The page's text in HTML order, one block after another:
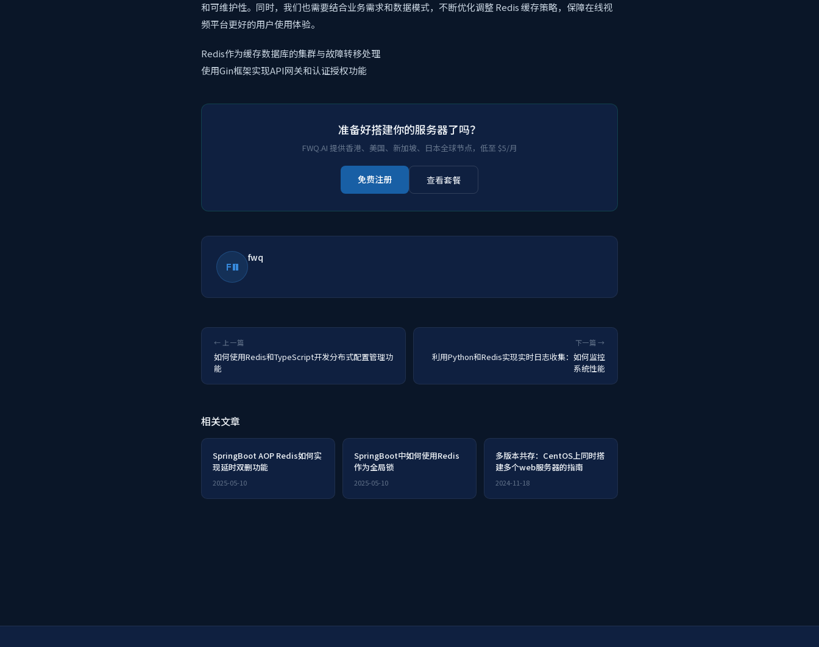
和可维护性。同时，我们也需要结合业务需求和数据模式，不断优化调整 Redis 缓存策略，保障在线视
频平台更好的用户使用体验。
Redis作为缓存数据库的集群与故障转移处理
使用Gin框架实现API网关和认证授权功能
准备好搭建你的服务器了吗？
FWQ.AI 提供香港、美国、新加坡、日本全球节点，低至 $5/月
免费注册 查看套餐
FW
fwq
← 上一篇
如何使用Redis和TypeScript开发分布式配置管理功
能
下一篇 →
利用Python和Redis实现实时日志收集：如何监控
系统性能
相关文章
SpringBoot AOP Redis如何实
现延时双删功能
2025-05-10
SpringBoot中如何使用Redis
作为全局锁
2025-05-10
多版本共存：CentOS上同时搭
建多个web服务器的指南
2024-11-18